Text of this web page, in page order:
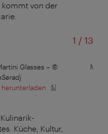
kommt von der
1 /von
13
Glasses – ©
Küche, Kultur,